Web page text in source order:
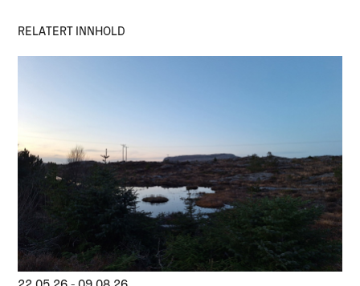
RELATERT INNHOLD